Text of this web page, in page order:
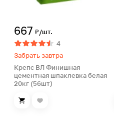
667 ₽/шт.
4
Забрать завтра
Крепс ВЛ Финишная
цементная шпаклевка белая
20кг (56шт)